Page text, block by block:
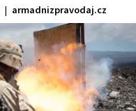
| armadnizpravodaj.cz